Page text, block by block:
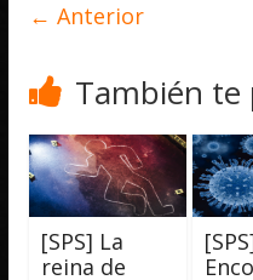
← Anterior
También te
[SPS] La
reina de